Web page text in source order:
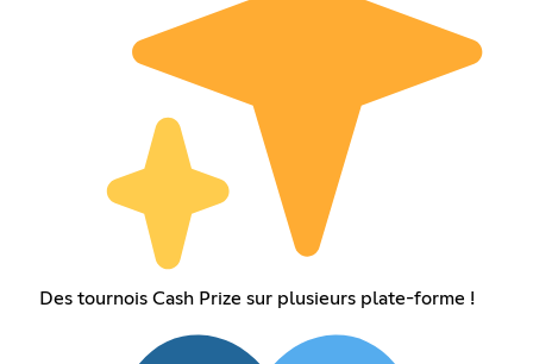
Des tournois Cash Prize sur plusieurs plate-forme !